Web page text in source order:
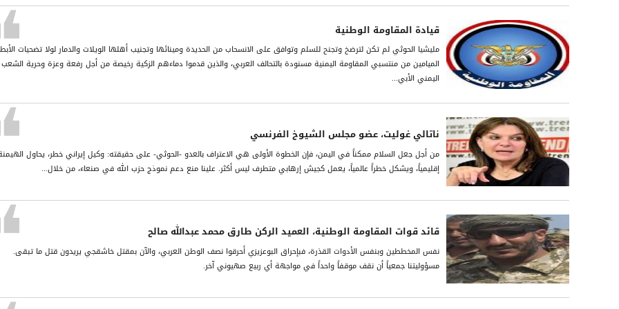
قيادة المقاومة الوطنية
مليشيا الحوثي لم تكن لترضخ وتجنح للسلم وتوافق على الانسحاب من الحديدة ومينائها وتجنيب أهلها الويلات والدمار لولا تضحيات
الميامين من منتسبي المقاومة اليمنية مسنودة بالتحالف العربي، والذين قدموا دماءهم الزكية رخيصة من أجل رفعة وعزة وحرية الشعب
اليمني الأبي...
ناتالي غوليت، عضو مجلس الشيوخ الفرنسي
من أجل جعل السلام ممكناً في اليمن، فإن الخطوة الأولى هي الاعتراف بالعدو -الحوثي- على حقيقته: وكيل إيراني خطر، يحاول
إقليمياً، ويشكل خطراً عالمياً، يعمل كجيش إرهابي متطرف ليس أكثر. علينا منع دعم نموذج حزب الله في صنعاء، من خلال...
قائد قوات المقاومة الوطنية، العميد الركن طارق محمد عبدالله صالح
نفس المخططين وبنفس الأدوات القذرة، فبإحراق البوعزيزي أحرقوا نصف الوطن العربي، والآن بمقتل خاشقجي يريدون قتل ما تبقى.
مسؤوليتنا جمعياً أن نقف موقفاً واحداً في مواجهة أي ربيع صهيوني آخر.